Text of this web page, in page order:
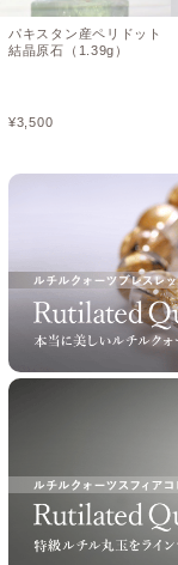
パキスタン産ペリドット
結晶原石（1.39g）
¥3,500